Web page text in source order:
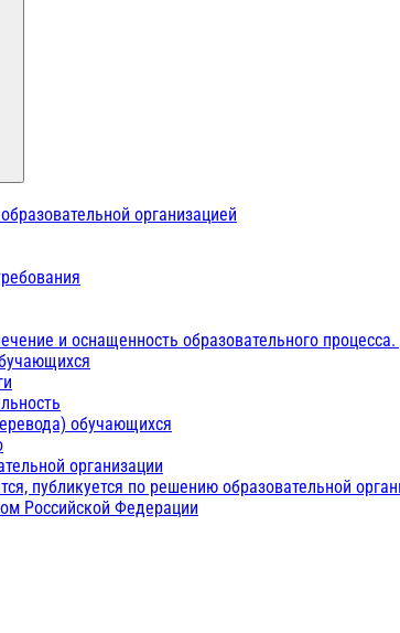
организацией
и оснащенность образовательного
обучающихся
организации
публикуется по решению образовательной
Российской Федерации